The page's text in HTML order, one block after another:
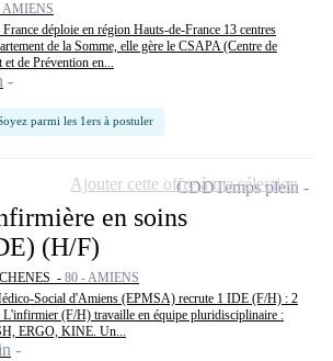
AMIENS
déploie en région Hauts-de-France 13 centres
de la Somme, elle gère le CSAPA (Centre de
de Prévention en...
parmi les 1ers à postuler
en soins
(H/F)
- 80 - AMIENS
Social d'Amiens (EPMSA) recrute 1 IDE (F/H) : 2
(F/H) travaille en équipe pluridisciplinaire :
ERGO, KINE. Un...
CDDTemps plein
Ajouter cette offre à ma sélection